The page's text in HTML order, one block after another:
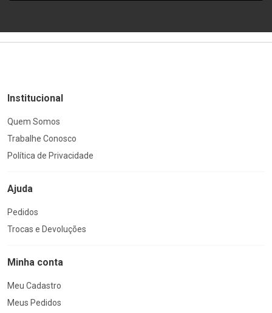
Institucional
Quem Somos
Trabalhe Conosco
Política de Privacidade
Ajuda
Pedidos
Trocas e Devoluções
Minha conta
Meu Cadastro
Meus Pedidos